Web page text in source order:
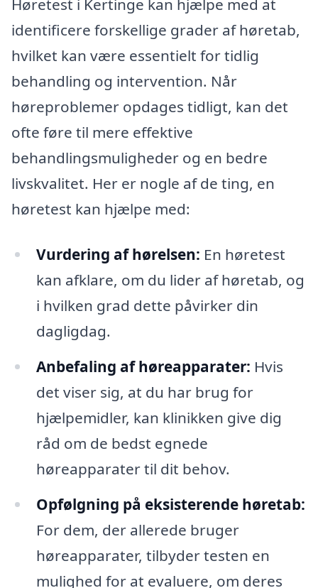
Høretest i Kertinge kan hjælpe med at
identificere forskellige grader af høretab,
hvilket kan være essentielt for tidlig
behandling og intervention. Når
høreproblemer opdages tidligt, kan det
ofte føre til mere effektive
behandlingsmuligheder og en bedre
livskvalitet. Her er nogle af de ting, en
høretest kan hjælpe med:
Vurdering af hørelsen: En høretest
kan afklare, om du lider af høretab, og
i hvilken grad dette påvirker din
dagligdag.
Anbefaling af høreapparater: Hvis
det viser sig, at du har brug for
hjælpemidler, kan klinikken give dig
råd om de bedst egnede
høreapparater til dit behov.
Opfølgning på eksisterende høretab:
For dem, der allerede bruger
høreapparater, tilbyder testen en
mulighed for at evaluere, om deres